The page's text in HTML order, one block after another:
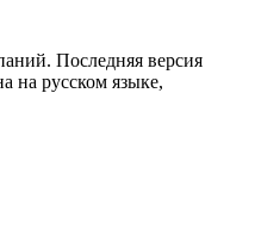
Последняя версия
на русском языке,